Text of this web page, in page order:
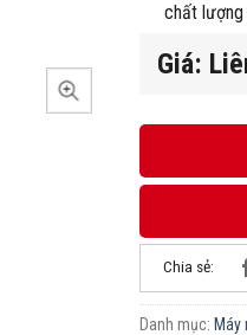
chất lượng
Giá:
Chia sẻ:
Danh mục: